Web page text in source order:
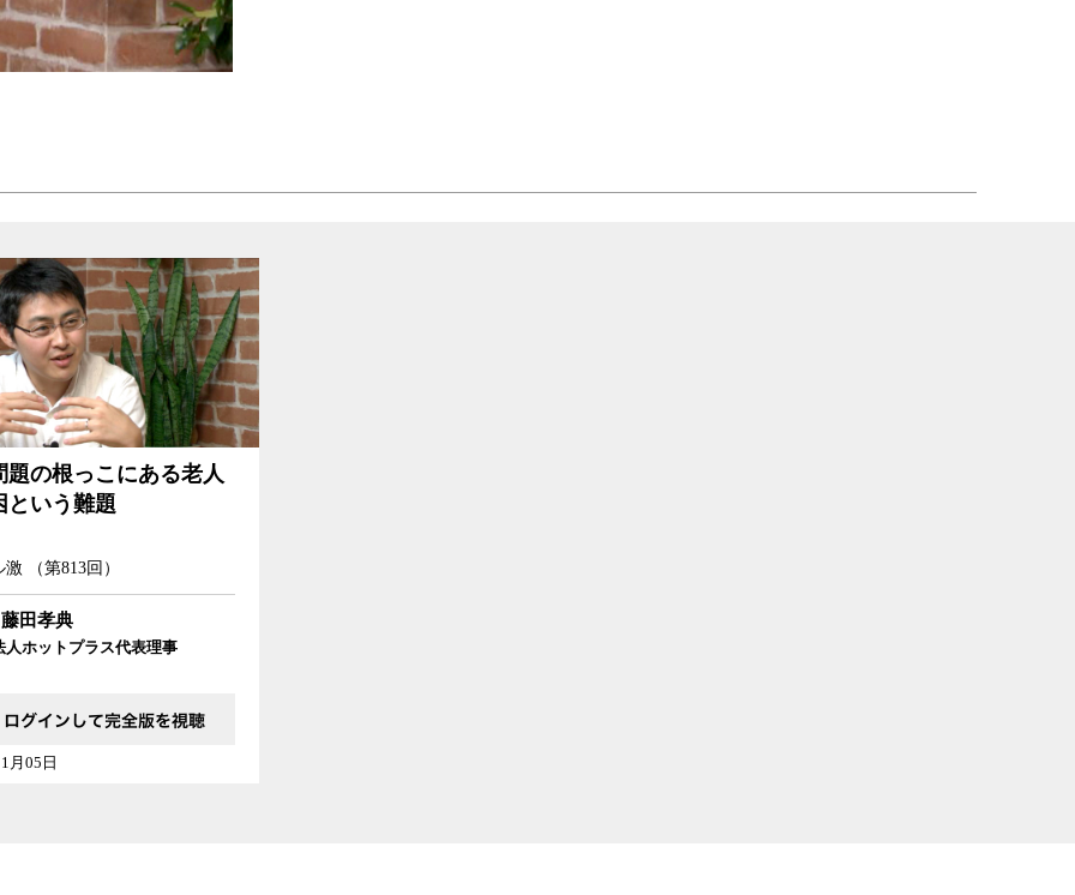
題の根っこにある老人
という難題
（第813回）
藤田孝典
人ホットプラス代表理事
月05日